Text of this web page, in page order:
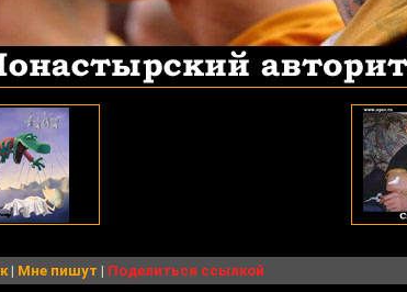
| Мне пишут | Поделиться ссылкой